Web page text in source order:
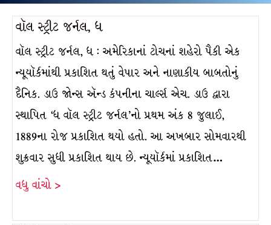
વૉલ સ્ટ્રીટ જર્નલ, ધ
વૉલ સ્ટ્રીટ જર્નલ, ધ : અમેરિકાનાં ટોચનાં શહેરો પૈકી એક
ન્યૂયૉર્કમાંથી પ્રકાશિત થતું વેપાર અને નાણાકીય બાબતોનું
દૈનિક. ડાઉ જોન્સ ઍન્ડ કંપનીના ચાર્લ્સ એચ. ડાઉ દ્વારા
સ્થાપિત ‘ધ વૉલ સ્ટ્રીટ જર્નલ’નો પ્રથમ અંક 8 જુલાઈ,
1889ના રોજ પ્રકાશિત થયો હતો. આ અખબાર સોમવારથી
શુક્રવાર સુધી પ્રકાશિત થાય છે. ન્યૂયૉર્કમાં પ્રકાશિત…
વધુ વાંચો >